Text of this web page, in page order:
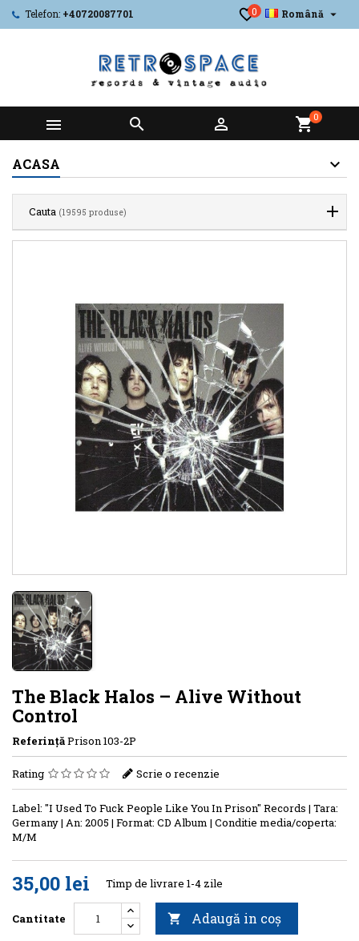
Telefon: +40720087701 Română 
0
   shopping_cart0
ACASA
Cauta (19595 produse)
The Black Halos – Alive Without
Control
ReferinţăPrison 103-2P
Rating Scrie o recenzie
Label: "I Used To Fuck People Like You In Prison" Records | Tara:
Germany | An: 2005 | Format: CD Album | Conditie media/coperta:
M/M
35,00 lei Timp de livrare 1-4 zile
Cantitate  Adaugă in coş